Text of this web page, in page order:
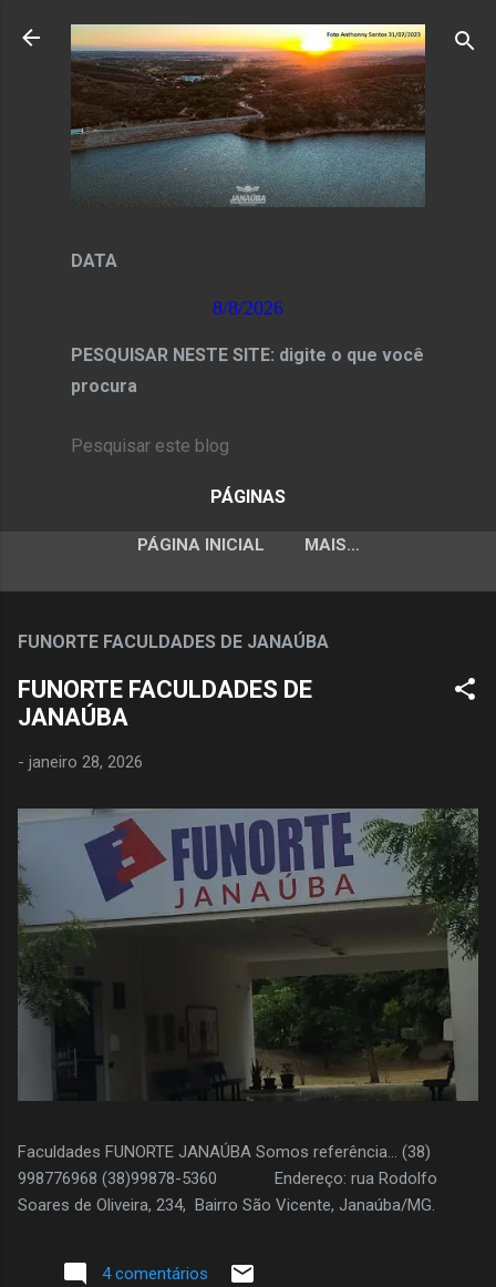
Pular para o conteúdo principal
DATA
8/8/2026
PESQUISAR NESTE SITE: digite o que você
procura
PÁGINAS
PÁGINA INICIAL MAIS…
FUNORTE FACULDADES DE JANAÚBA
FUNORTE FACULDADES DE
JANAÚBA
- janeiro 28, 2026
Faculdades FUNORTE JANAÚBA Somos referência... (38)
998776968 (38)99878-5360 Endereço: rua Rodolfo
Soares de Oliveira, 234, Bairro São Vicente, Janaúba/MG.
4 comentários